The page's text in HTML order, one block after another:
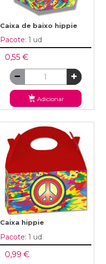
Caixa de baixo hippie
Pacote: 1 ud
0,55 €
Adicionar
Caixa hippie
Pacote: 1 ud
0,99 €